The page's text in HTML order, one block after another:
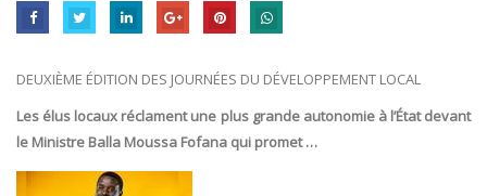
DEUXIÈME ÉDITION DES JOURNÉES DU DÉVELOPPEMENT LOCAL
Les élus locaux réclament une plus grande autonomie à l’État devant
le Ministre Balla Moussa Fofana qui promet …